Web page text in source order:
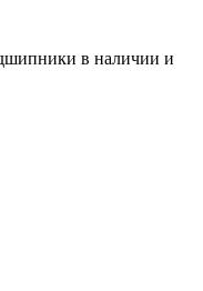
в наличии и